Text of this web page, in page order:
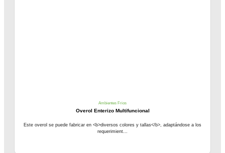
Ambientes Frios
Overol Enterizo Multifuncional
Este overol se puede fabricar en <b>diversos colores y tallas</b>, adaptándose a los
requerimient...